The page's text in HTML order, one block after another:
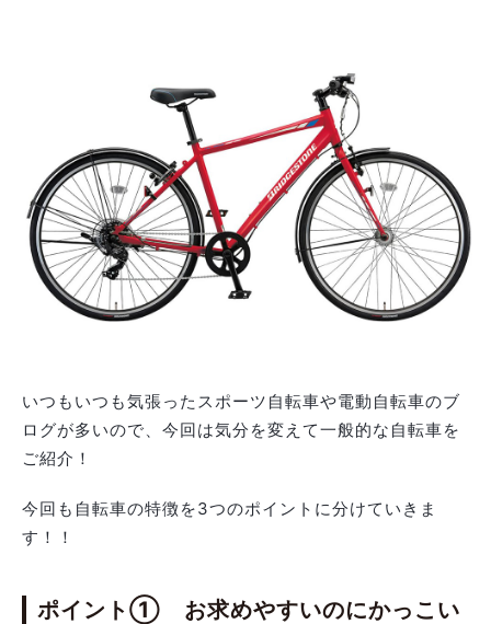
いつもいつも気張ったスポーツ自転車や電動自転車のブ
ログが多いので、今回は気分を変えて一般的な自転車を
ご紹介！
今回も自転車の特徴を3つのポイントに分けていきま
す！！
ポイント① お求めやすいのにかっこい